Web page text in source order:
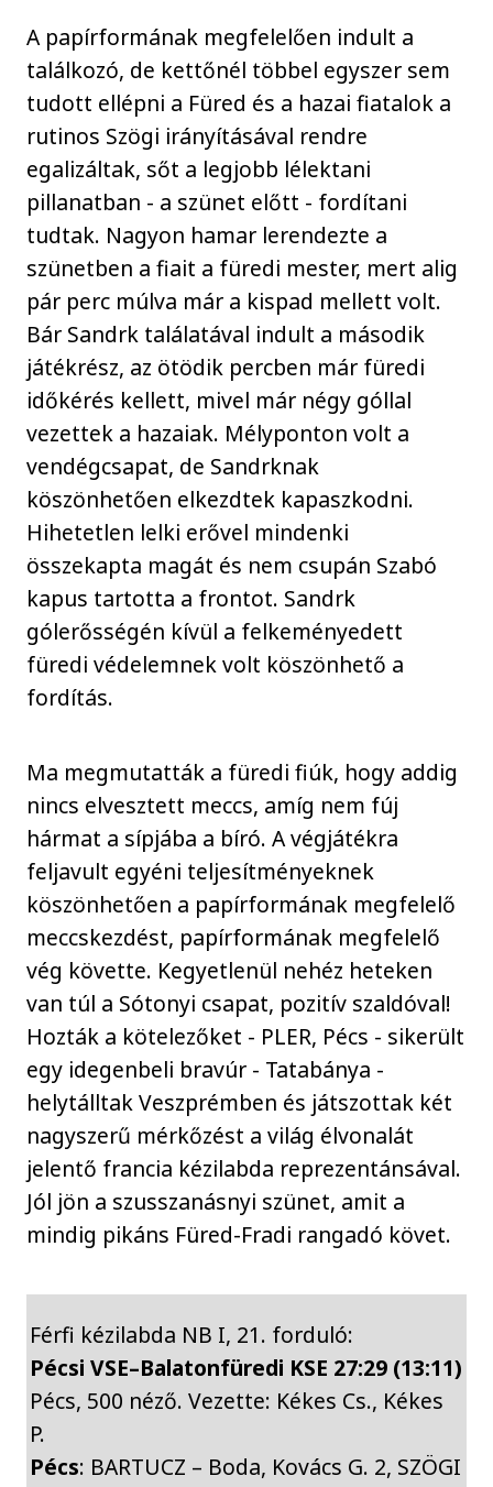
A papírformának megfelelően indult a
találkozó, de kettőnél többel egyszer sem
tudott ellépni a Füred és a hazai fiatalok a
rutinos Szögi irányításával rendre
egalizáltak, sőt a legjobb lélektani
pillanatban - a szünet előtt - fordítani
tudtak. Nagyon hamar lerendezte a
szünetben a fiait a füredi mester, mert alig
pár perc múlva már a kispad mellett volt.
Bár Sandrk találatával indult a második
játékrész, az ötödik percben már füredi
időkérés kellett, mivel már négy góllal
vezettek a hazaiak. Mélyponton volt a
vendégcsapat, de Sandrknak
köszönhetően elkezdtek kapaszkodni.
Hihetetlen lelki erővel mindenki
összekapta magát és nem csupán Szabó
kapus tartotta a frontot. Sandrk
gólerősségén kívül a felkeményedett
füredi védelemnek volt köszönhető a
fordítás.
Ma megmutatták a füredi fiúk, hogy addig
nincs elvesztett meccs, amíg nem fúj
hármat a sípjába a bíró. A végjátékra
feljavult egyéni teljesítményeknek
köszönhetően a papírformának megfelelő
meccskezdést, papírformának megfelelő
vég követte. Kegyetlenül nehéz heteken
van túl a Sótonyi csapat, pozitív szaldóval!
Hozták a kötelezőket - PLER, Pécs - sikerült
egy idegenbeli bravúr - Tatabánya -
helytálltak Veszprémben és játszottak két
nagyszerű mérkőzést a világ élvonalát
jelentő francia kézilabda reprezentánsával.
Jól jön a szusszanásnyi szünet, amit a
mindig pikáns Füred-Fradi rangadó követ.
Férfi kézilabda NB I, 21. forduló:
Pécsi VSE–Balatonfüredi KSE 27:29 (13:11)
Pécs, 500 néző. Vezette: Kékes Cs., Kékes
P.
Pécs: BARTUCZ – Boda, Kovács G. 2, SZÖGI